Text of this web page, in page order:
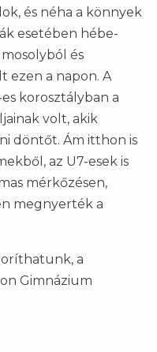
és néha a könnyek
esetében hébe-
és
ezen a napon. A
korosztályban a
volt, akik
döntőt. Ám itthon is
az U7-esek is
mérkőzésen,
megnyerték a
a
Gimnázium